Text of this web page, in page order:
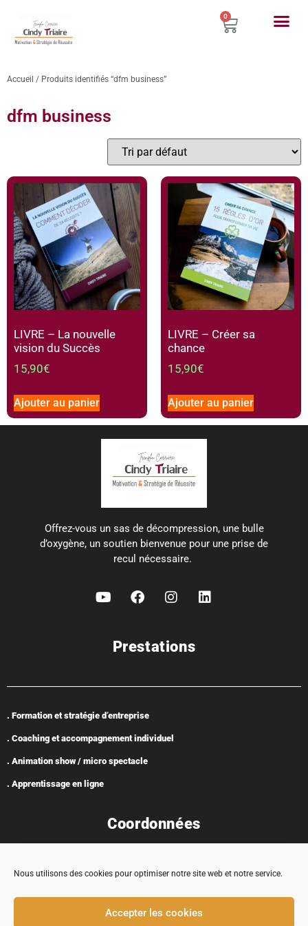
Nous utilisons des cookies pour optimiser notre site web et notre service.
Accepter les cookies
0
Accueil / Produits identifiés “dfm business”
dfm business
LIVRE – La nouvelle
vision du Succès
15,90€
Ajouter au panier
LIVRE – Créer sa
chance
15,90€
Ajouter au panier
Offrez-vous un sas de décompression, une bulle
d’oxygène, un soutien bienvenue pour une prise de
recul nécessaire.
Prestations
. Formation et stratégie d’entreprise
. Coaching et accompagnement individuel
. Animation show / micro spectacle
. Apprentissage en ligne
Coordonnées
Adresse : 5 rue Encabane, 32430 Cologne
contact@tremplincarriere.com